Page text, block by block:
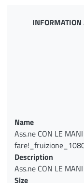
INFORMATION
Name
Ass.ne CON LE
Description
Ass.ne CON LE
Size